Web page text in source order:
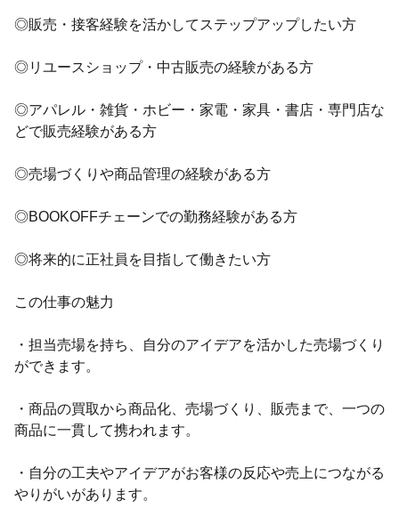
◎販売・接客経験を活かしてステップアップしたい方
◎リユースショップ・中古販売の経験がある方
◎アパレル・雑貨・ホビー・家電・家具・書店・専門店な
どで販売経験がある方
◎売場づくりや商品管理の経験がある方
◎BOOKOFFチェーンでの勤務経験がある方
◎将来的に正社員を目指して働きたい方
この仕事の魅力
・担当売場を持ち、自分のアイデアを活かした売場づくり
ができます。
・商品の買取から商品化、売場づくり、販売まで、一つの
商品に一貫して携われます。
・自分の工夫やアイデアがお客様の反応や売上につながる
やりがいがあります。